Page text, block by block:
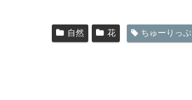
自然 花 ちゅーりっぷ